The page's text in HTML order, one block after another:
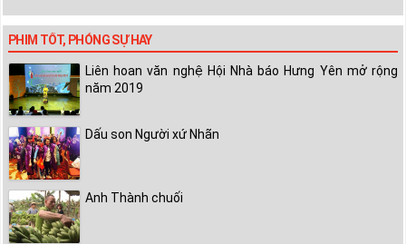
PHIM TỐT, PHÓNG SỰ HAY
Liên hoan văn nghệ Hội Nhà báo Hưng Yên mở rộng
năm 2019
Dấu son Người xứ Nhãn
Anh Thành chuối